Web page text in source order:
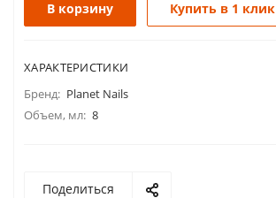
В корзину Купить в 1 клик
ХАРАКТЕРИСТИКИ
Бренд: Planet Nails
Объем, мл: 8
Поделиться